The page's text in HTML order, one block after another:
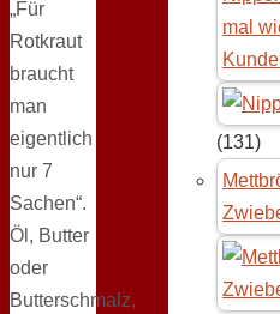
„Für
Rotkraut
braucht
man
eigentlich
nur 7
Sachen“.
Öl, Butter
oder
Butterschmalz,
mal
(131)